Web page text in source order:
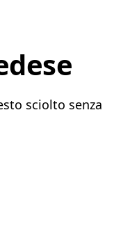
sciolto senza